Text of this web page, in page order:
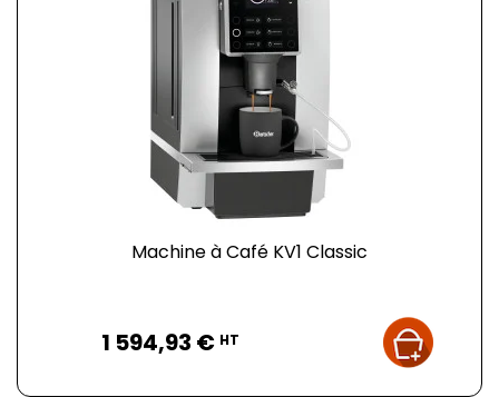
Machine à Café KV1 Classic
1 594,93 € HT